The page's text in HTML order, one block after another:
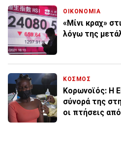
ΟΙΚΟΝΟΜΙΑ
«Μίνι κραχ»
λόγω της
ΚΟΣΜΟΣ
Κορωνοϊός: Η
σύνορά της
οι πτήσεις